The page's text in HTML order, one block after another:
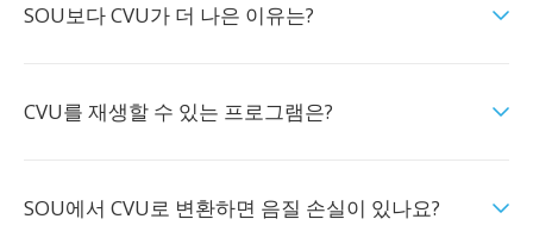
SOU보다 CVU가 더 나은 이유는?
CVU를 재생할 수 있는 프로그램은?
SOU에서 CVU로 변환하면 음질 손실이 있나요?